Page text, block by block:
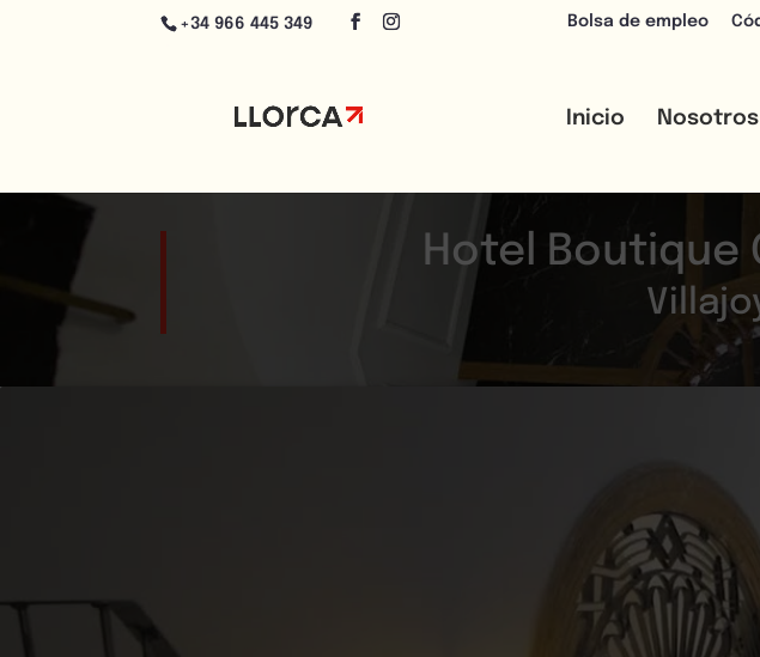
+34 966 445 349 Bolsa de empleo
Inicio Nosotros
Hotel Boutique